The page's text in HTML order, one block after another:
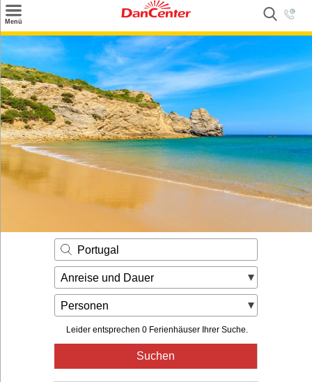
Menü
Suchen
Urlaubsziele
Weitere Urlaubsziele
Angebote
Inspiration
Kontakt
Login
Portugal
Anreise und Dauer
Personen
Leider entsprechen 0 Ferienhäuser Ihrer Suche.
Suchen